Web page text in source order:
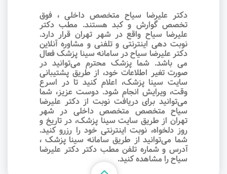
دکتر علیرضا سیاح متخصص داخلی ، فوق
تخصص گوارش و کبد هستند. مطب دکتر
علیرضا سیاح واقع در شهر تهران قرار دارد.
نوبت‌ دهی اینترنتی و تلفنی و مشاوره آنلاین
دکتر علیرضا سیاح در سامانه سینا پزشک فعال
می باشد. شما پزشک محترم می‌توانید در
صورت تغیر اطلاعات خود، از طریق پشتیبانی
سایت سینا پزشک، اعلام کنید تا در اسرع
وقت‌، ویرایش انجام شود. دوست عزیز، شما
می‌توانید برای دریافت نوبت از دکتر علیرضا
سیاح متخصص متخصص داخلی در شهر
تهران از طریق سایت سینا پزشک، در تاریخ و
روز دلخواه، نوبت اینترنتی خود را رزرو کنید.
شما می‌توانید از طریق سامانه سینا پزشک ،
آدرس و شماره تلفن مطب دکتر دکتر علیرضا
سیاح را مشاهده کنید.